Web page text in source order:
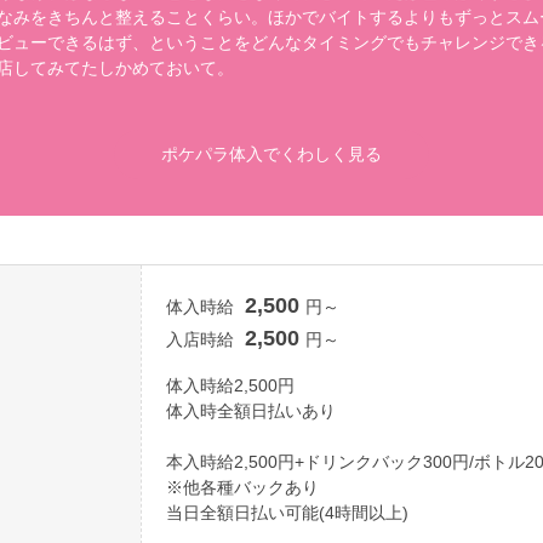
みをきちんと整えることくらい。ほかでバイトするよりもずっとスム
ューできるはず、ということをどんなタイミングでもチャレンジでき
してみてたしかめておいて。
ポケパラ体入でくわしく見る
体入時給 2,500 円～
入店時給
2,500 円～
体入時給2,500円
体入時全額日払いあり
本入時給2,500円+ドリンクバック300円/ボトル
※他各種バックあり
当日全額日払い可能(4時間以上)